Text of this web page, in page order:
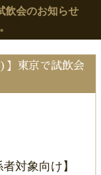
飲会のお知らせ
】東京で試飲会
対象向け】